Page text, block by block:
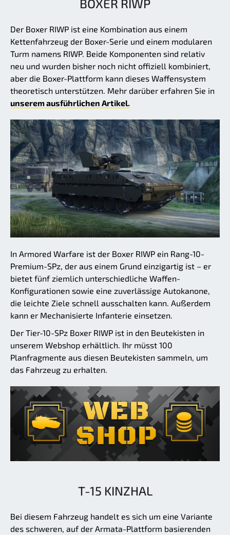
BOXER RIWP
Der Boxer RIWP ist eine Kombination aus einem
Kettenfahrzeug der Boxer-Serie und einem modularen
Turm namens RIWP. Beide Komponenten sind relativ
neu und wurden bisher noch nicht offiziell kombiniert,
aber die Boxer-Plattform kann dieses Waffensystem
theoretisch unterstützen. Mehr darüber erfahren Sie in
unserem ausführlichen Artikel.
In Armored Warfare ist der Boxer RIWP ein Rang-10-
Premium-SPz, der aus einem Grund einzigartig ist – er
bietet fünf ziemlich unterschiedliche Waffen-
Konfigurationen sowie eine zuverlässige Autokanone,
die leichte Ziele schnell ausschalten kann. Außerdem
kann er Mechanisierte Infanterie einsetzen.
Der Tier-10-SPz Boxer RIWP ist in den Beutekisten in
unserem Webshop erhältlich. Ihr müsst 100
Planfragmente aus diesen Beutekisten sammeln, um
das Fahrzeug zu erhalten.
T-15 KINZHAL
Bei diesem Fahrzeug handelt es sich um eine Variante
des schweren, auf der Armata-Plattform basierenden